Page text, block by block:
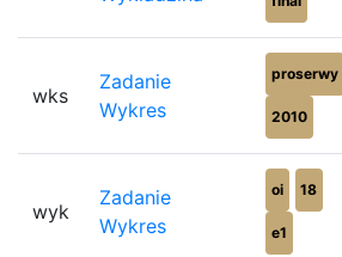
wks
Zadanie
Wykres
proserwy
2010
wyk
Zadanie
Wykres
oi 18
e1